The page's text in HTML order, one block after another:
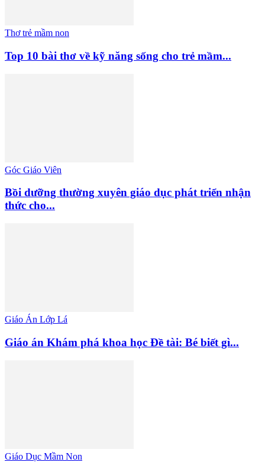
Thơ trẻ mầm non
Top 10 bài thơ về kỹ năng sống cho trẻ mầm...
Góc Giáo Viên
Bồi dưỡng thường xuyên giáo dục phát triển nhận
thức cho...
Giáo Án Lớp Lá
Giáo án Khám phá khoa học Đề tài: Bé biết gì...
Giáo Dục Mầm Non